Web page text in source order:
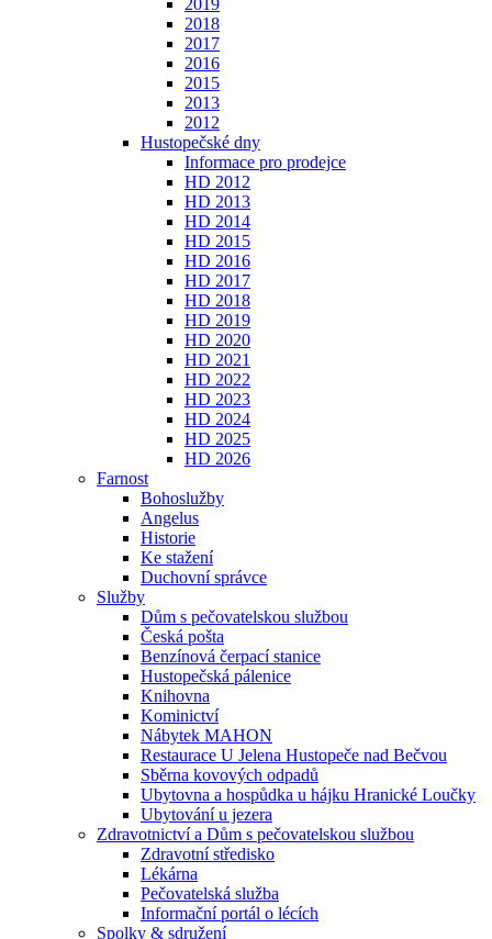
2019
2018
2017
2016
2015
2013
2012
Hustopečské dny
Informace pro prodejce
HD 2012
HD 2013
HD 2014
HD 2015
HD 2016
HD 2017
HD 2018
HD 2019
HD 2020
HD 2021
HD 2022
HD 2023
HD 2024
HD 2025
HD 2026
Farnost
Bohoslužby
Angelus
Historie
Ke stažení
Duchovní správce
Služby
Dům s pečovatelskou službou
Česká pošta
Benzínová čerpací stanice
Hustopečská pálenice
Knihovna
Kominictví
Nábytek MAHON
Restaurace U Jelena Hustopeče nad Bečvou
Sběrna kovových odpadů
Ubytovna a hospůdka u hájku Hranické Loučky
Ubytování u jezera
Zdravotnictví a Dům s pečovatelskou službou
Zdravotní středisko
Lékárna
Pečovatelská služba
Informační portál o lécích
Spolky & sdružení